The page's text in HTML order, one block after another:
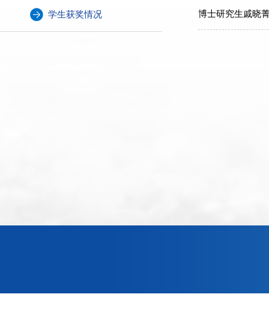
学生获奖情况 博士研究生戚晓